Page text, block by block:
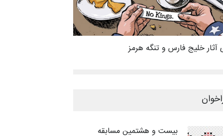
آثار خلیج فارس و تنگه هرمز
بیست و هشتمین مسابقه